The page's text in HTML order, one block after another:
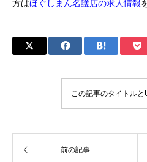
方はほぐしまん名護店の求人情報
この記事のタイトル
前の記事